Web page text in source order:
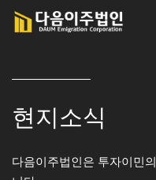
현지소식
다음이주법인은 투자이민